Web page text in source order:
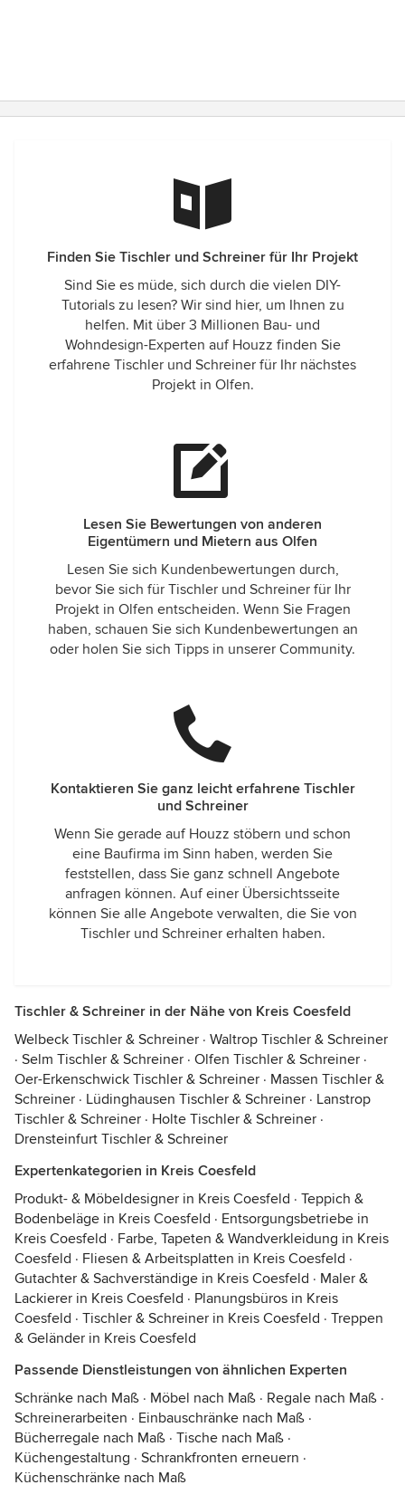
Finden Sie Tischler und Schreiner für Ihr Projekt
Sind Sie es müde, sich durch die vielen DIY-
Tutorials zu lesen? Wir sind hier, um Ihnen zu
helfen. Mit über 3 Millionen Bau- und
Wohndesign-Experten auf Houzz finden Sie
erfahrene Tischler und Schreiner für Ihr nächstes
Projekt in Olfen.
Lesen Sie Bewertungen von anderen
Eigentümern und Mietern aus Olfen
Lesen Sie sich Kundenbewertungen durch,
bevor Sie sich für Tischler und Schreiner für Ihr
Projekt in Olfen entscheiden. Wenn Sie Fragen
haben, schauen Sie sich Kundenbewertungen an
oder holen Sie sich Tipps in unserer Community.
Kontaktieren Sie ganz leicht erfahrene Tischler
und Schreiner
Wenn Sie gerade auf Houzz stöbern und schon
eine Baufirma im Sinn haben, werden Sie
feststellen, dass Sie ganz schnell Angebote
anfragen können. Auf einer Übersichtsseite
können Sie alle Angebote verwalten, die Sie von
Tischler und Schreiner erhalten haben.
Tischler & Schreiner in der Nähe von Kreis Coesfeld
Welbeck Tischler & Schreiner · Waltrop Tischler & Schreiner
· Selm Tischler & Schreiner · Olfen Tischler & Schreiner ·
Oer-Erkenschwick Tischler & Schreiner · Massen Tischler &
Schreiner · Lüdinghausen Tischler & Schreiner · Lanstrop
Tischler & Schreiner · Holte Tischler & Schreiner ·
Drensteinfurt Tischler & Schreiner
Expertenkategorien in Kreis Coesfeld
Produkt- & Möbeldesigner in Kreis Coesfeld · Teppich &
Bodenbeläge in Kreis Coesfeld · Entsorgungsbetriebe in
Kreis Coesfeld · Farbe, Tapeten & Wandverkleidung in Kreis
Coesfeld · Fliesen & Arbeitsplatten in Kreis Coesfeld ·
Gutachter & Sachverständige in Kreis Coesfeld · Maler &
Lackierer in Kreis Coesfeld · Planungsbüros in Kreis
Coesfeld · Tischler & Schreiner in Kreis Coesfeld · Treppen
& Geländer in Kreis Coesfeld
Passende Dienstleistungen von ähnlichen Experten
Schränke nach Maß · Möbel nach Maß · Regale nach Maß ·
Schreinerarbeiten · Einbauschränke nach Maß ·
Bücherregale nach Maß · Tische nach Maß ·
Küchengestaltung · Schrankfronten erneuern ·
Küchenschränke nach Maß